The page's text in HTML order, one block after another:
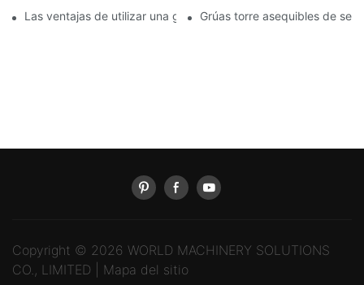
Las ventajas de utilizar una grúa giratoria montada en camión
Grúas torre asequibles de
Copyright © 2026 WORLD MACHINERY SOLUTIONS
CO., LIMITED | Mapa del sitio